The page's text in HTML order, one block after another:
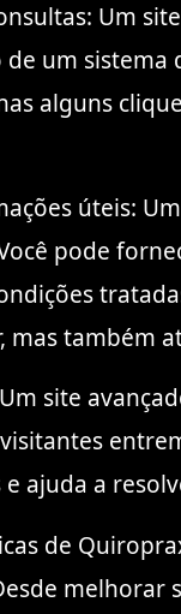
Um
um
alguns
úteis:
pode
também
site
ajuda a
de